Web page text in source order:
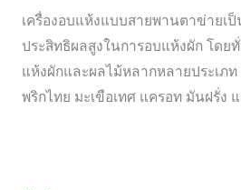
เครื่องอบแห้งแบบสายพานตาข่ายเ
ประสิทธิผลสูงในการอบแห้งผัก โดย
แห้งผักและผลไม้หลากหลายประเภท
พริกไทย มะเขือเทศ แครอท มันฝรั่ง